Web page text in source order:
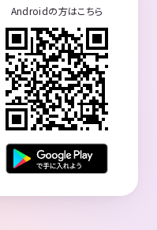
Androidの方はこちら